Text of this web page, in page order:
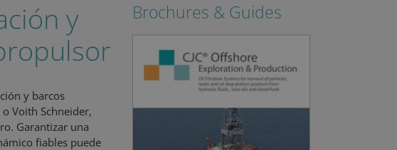
y
y barcos
Voith Schneider,
Garantizar una
fiables puede
Brochures & Guides